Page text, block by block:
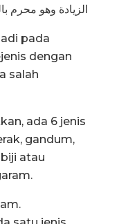
الزيادة وهو محرم
pada
dengan
salah
ada 6 jenis
gandum,
atau